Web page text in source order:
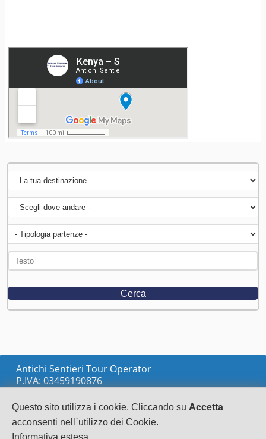
Questo sito utilizza i cookie. Cliccando su Accetta
acconsenti nell`utilizzo dei Cookie.
Informativa estesa
Antichi Sentieri Tour Operator
P.IVA: 03459190876
LOCRI
0964233148
info@antichisentieri.it